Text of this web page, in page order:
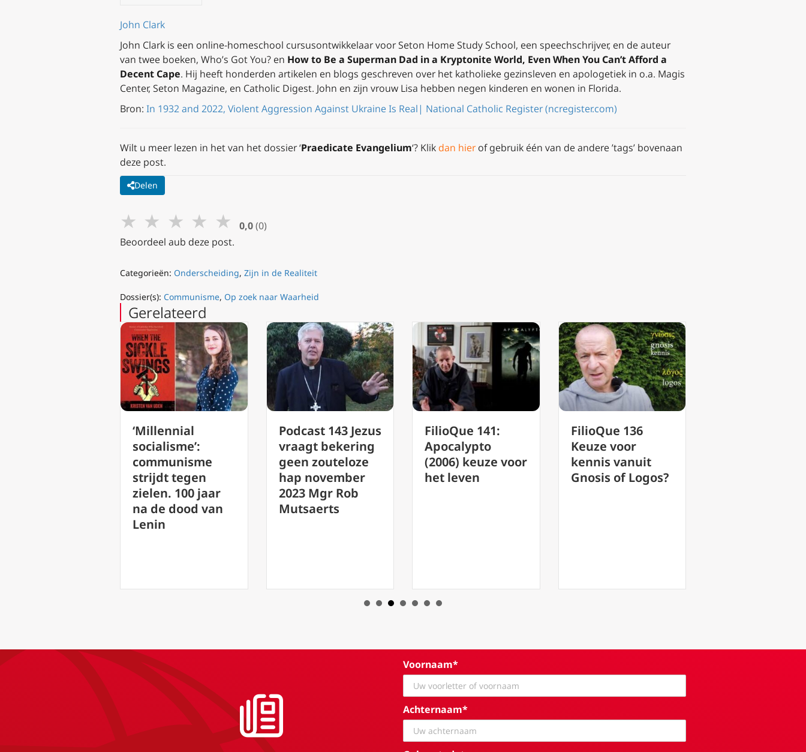
John Clark
John Clark is een online-homeschool cursusontwikkelaar voor Seton Home Study School, een speechschrijver, en de auteur
van twee boeken, Who’s Got You? en How to Be a Superman Dad in a Kryptonite World, Even When You Can’t Afford a
Decent Cape. Hij heeft honderden artikelen en blogs geschreven over het katholieke gezinsleven en apologetiek in o.a. Magis
Center, Seton Magazine, en Catholic Digest. John en zijn vrouw Lisa hebben negen kinderen en wonen in Florida.
Bron: In 1932 and 2022, Violent Aggression Against Ukraine Is Real| National Catholic Register (ncregister.com)
Wilt u meer lezen in het van het dossier ‘Praedicate Evangelium‘? Klik dan hier of gebruik één van de andere ’tags’ bovenaan
deze post.
Delen
★ ★ ★ ★ ★ 0,0 (0)
Beoordeel aub deze post.
Categorieën: Onderscheiding, Zijn in de Realiteit
Dossier(s): Communisme, Op zoek naar Waarheid
Gerelateerd
Podcast 143 Jezus
vraagt bekering
geen zouteloze
hap november
2023 Mgr Rob
Mutsaerts
FilioQue 141:
Apocalypto
(2006) keuze voor
het leven
FilioQue 136
Keuze voor
kennis vanuit
Gnosis of Logos?
FilioQue 135 De
gereduceerde
waarheid
Voornaam*
Achternaam*